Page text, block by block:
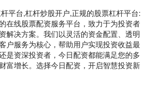
平台,杠杆炒股开户,正规的股票杠杆平台:
在线股票配资服务平台，致力于为投资者
解决方案。我们以灵活的资金配置、透明
户服务为核心，帮助用户实现投资收益最
是资深投资者，今日配资都能满足您的多
富增长。选择今日配资，开启智慧投资新